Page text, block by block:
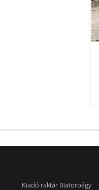
Kiadó raktár Biatorbágy